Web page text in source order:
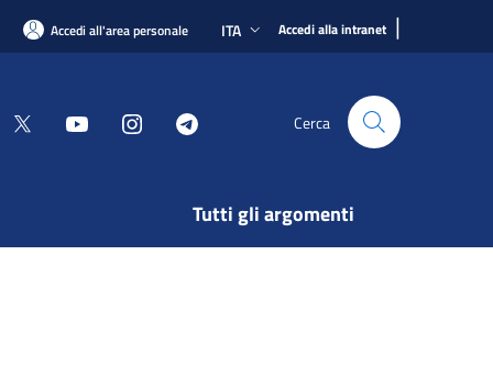
Accedi all'area personale ITA Accedi alla intranet |
Cerca
Tutti gli argomenti